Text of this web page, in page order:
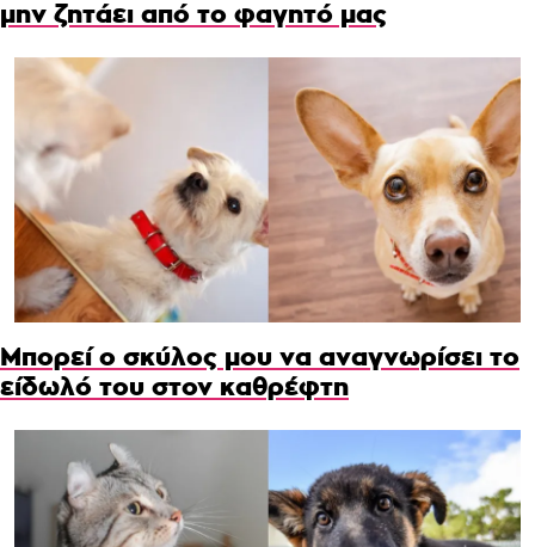
μην ζητάει από το φαγητό μας
Μπορεί ο σκύλος μου να αναγνωρίσει το
είδωλό του στον καθρέφτη